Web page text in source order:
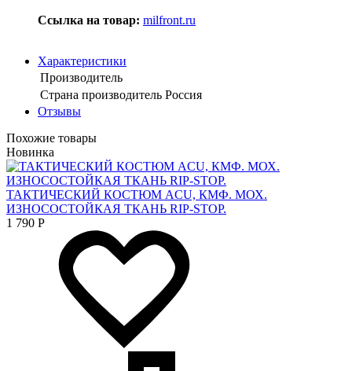
Ссылка на товар: milfront.ru
Характеристики
Производитель
Страна производитель Россия
Отзывы
Похожие товары
Новинка
ТАКТИЧЕСКИЙ КОСТЮМ ACU, КМФ. МОХ.
ИЗНОСОСТОЙКАЯ ТКАНЬ RIP-STOP.
1 790 Р